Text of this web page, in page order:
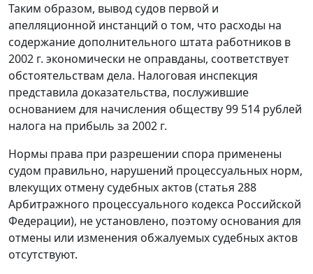
Таким образом, вывод судов первой и
апелляционной инстанций о том, что расходы на
содержание дополнительного штата работников в
2002 г. экономически не оправданы, соответствует
обстоятельствам дела. Налоговая инспекция
представила доказательства, послужившие
основанием для начисления обществу 99 514 рублей
налога на прибыль за 2002 г.
Нормы права при разрешении спора применены
судом правильно, нарушений процессуальных норм,
влекущих отмену судебных актов (статья 288
Арбитражного процессуального кодекса Российской
Федерации), не установлено, поэтому основания для
отмены или изменения обжалуемых судебных актов
отсутствуют.